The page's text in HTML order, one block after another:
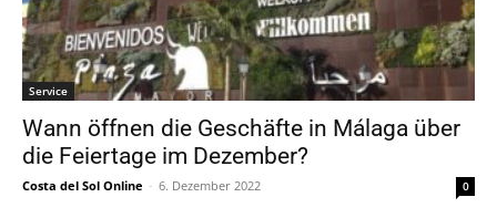
Service
Wann öffnen die Geschäfte in Málaga über
die Feiertage im Dezember?
Costa del Sol Online - 6. Dezember 2022 0